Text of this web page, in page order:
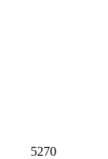
5270